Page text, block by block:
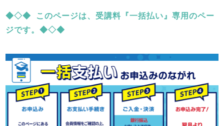
◆◇◆ このページは、受講料『一括払い』専用のペー
ジです。◆◇◆